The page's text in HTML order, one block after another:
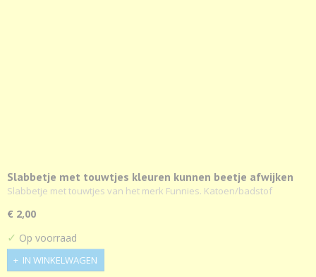
Slabbetje met touwtjes kleuren kunnen beetje afwijken
Slabbetje met touwtjes van het merk Funnies. Katoen/badstof
€ 2,00
✓ Op voorraad
IN WINKELWAGEN